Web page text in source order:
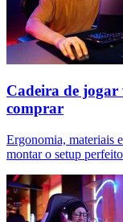
Cadeira de jogar
comprar
Ergonomia, materiais
montar o setup